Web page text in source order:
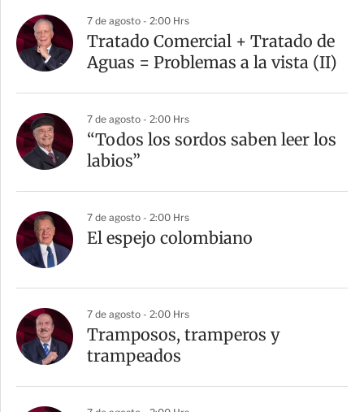
a
r
t
7 de agosto - 2:00 Hrs
Tratado Comercial + Tratado de
Aguas = Problemas a la vista (II)
7 de agosto - 2:00 Hrs
“Todos los sordos saben leer los
labios”
7 de agosto - 2:00 Hrs
El espejo colombiano
7 de agosto - 2:00 Hrs
Tramposos, tramperos y
trampeados